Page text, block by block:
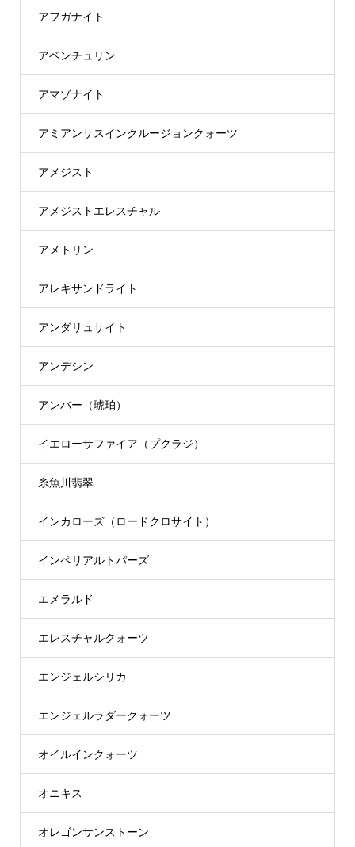
アフガナイト
アベンチュリン
アマゾナイト
アミアンサスインクルージョンクォーツ
アメジスト
アメジストエレスチャル
アメトリン
アレキサンドライト
アンダリュサイト
アンデシン
アンバー（琥珀）
イエローサファイア（プクラジ）
糸魚川翡翠
インカローズ（ロードクロサイト）
インペリアルトパーズ
エメラルド
エレスチャルクォーツ
エンジェルシリカ
エンジェルラダークォーツ
オイルインクォーツ
オニキス
オレゴンサンストーン